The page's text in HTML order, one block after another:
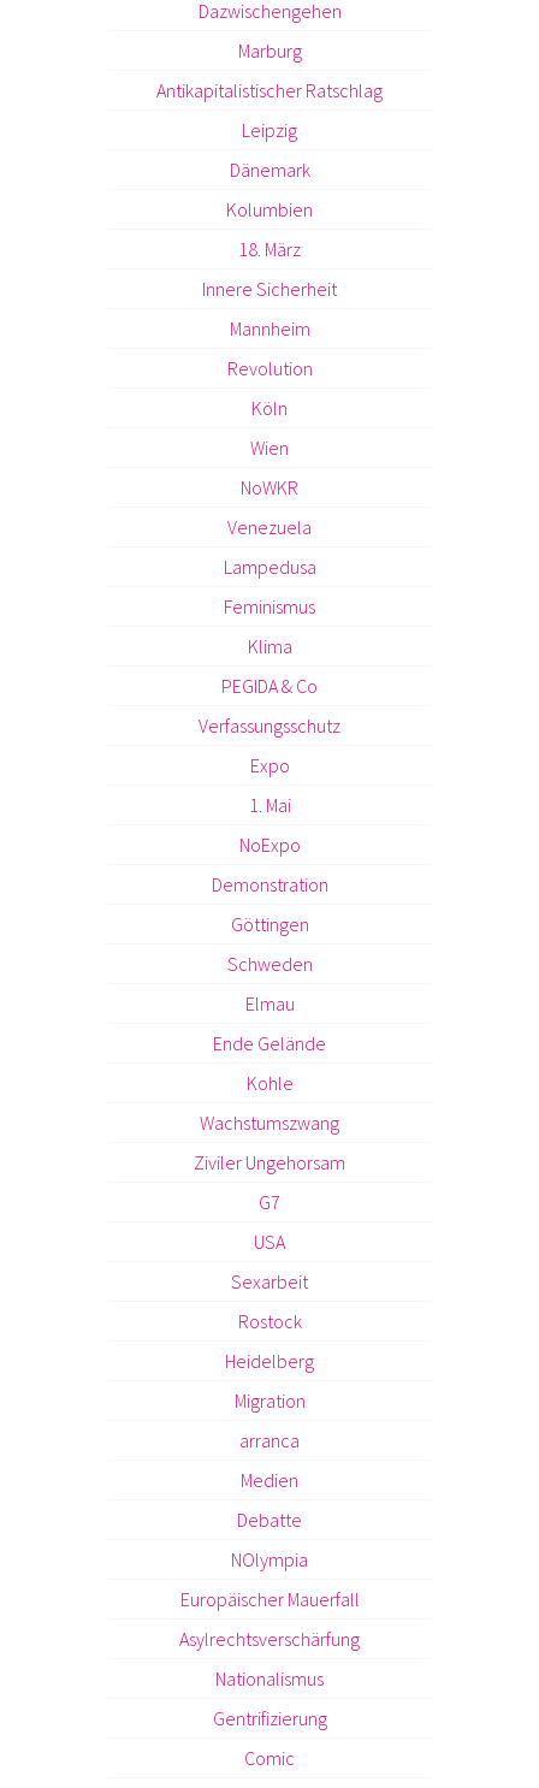
Dazwischengehen
Marburg
Antikapitalistischer Ratschlag
Leipzig
Dänemark
Kolumbien
18. März
Innere Sicherheit
Mannheim
Revolution
Köln
Wien
NoWKR
Venezuela
Lampedusa
Feminismus
Klima
PEGIDA & Co
Verfassungsschutz
Expo
1. Mai
NoExpo
Demonstration
Göttingen
Schweden
Elmau
Ende Gelände
Kohle
Wachstumszwang
Ziviler Ungehorsam
G7
USA
Sexarbeit
Rostock
Heidelberg
Migration
arranca
Medien
Debatte
NOlympia
Europäischer Mauerfall
Asylrechtsverschärfung
Nationalismus
Gentrifizierung
Comic